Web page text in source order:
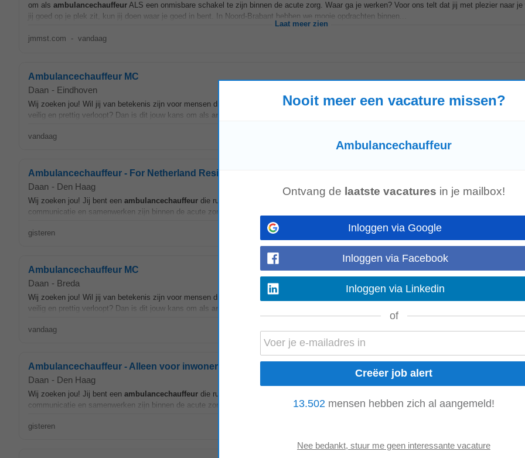
om als ambulancechauffeur ALS een onmisbare schakel te zijn binnen de acute zorg. Waar ga je werken? Voor ons telt dat jij met plezier naar je
jij goed op je plek zit, kun jij doen waar je goed in bent. In Noord-Brabant hebben we mooie opdrachten binnen...
Laat meer zien
jmmst.com - vandaag
Ambulancechauffeur MC
Daan - Eindhoven
Wij zoeken jou! Wil jij van betekenis zijn voor mensen die ambulancezorg nodig hebben? Werk jij graag samen in een hecht team en zorg jij ervoor
veilig en prettig verloopt? Dan is dit jouw kans om als ambulancechauffeur
vandaag
Ambulancechauffeur - For Netherland Resident Only
Daan - Den Haag
Wij zoeken jou! Jij bent een ambulancechauffeur die rustig blijft onder druk en verantwoordelijkheid durft te pakken. Jij weet hoe belangrijk veilig
communicatie en samenwerken zijn binnen de acute zorg. Met jouw aanpak zorg je ervoor...
gisteren
Ambulancechauffeur MC
Daan - Breda
Wij zoeken jou! Wil jij van betekenis zijn voor mensen die ambulancezorg nodig hebben? Werk jij graag samen in een hecht team en zorg jij ervoor
veilig en prettig verloopt? Dan is dit jouw kans om als ambulancechauffeur
Laat meer zien
vandaag
Ambulancechauffeur - Alleen voor inwoners van Nederland
Daan - Den Haag
Wij zoeken jou! Jij bent een ambulancechauffeur die rustig blijft onder druk en verantwoordelijkheid durft te pakken. Jij weet hoe belangrijk veilig
communicatie en samenwerken zijn binnen de acute zorg. Met jouw aanpak zorg je ervoor...
gisteren
Nooit meer een vacature missen?
Ambulancechauffeur
Ontvang de laatste vacatures in je mailbox!
Inloggen via Google
Inloggen via Facebook
Inloggen via Linkedin
of
13.502 mensen hebben zich al aangemeld!